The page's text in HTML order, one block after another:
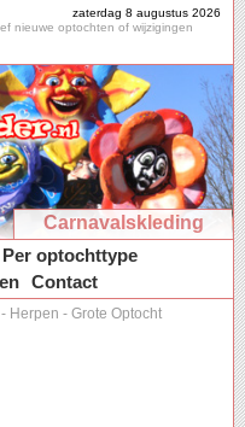
zaterdag 8 augustus 2026
nieuwe optochten of wijzigingen
Carnavalskleding
Per optochttype
Contact
- Herpen - Grote Optocht